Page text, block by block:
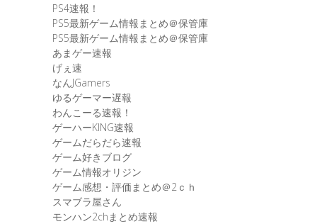
PS4速報！
PS5最新ゲーム情報まとめ＠保管庫
PS5最新ゲーム情報まとめ＠保管庫
あまゲー速報
げぇ速
なんJGamers
ゆるゲーマー遅報
わんこーる速報！
ゲーハーKING速報
ゲームだらだら速報
ゲーム好きブログ
ゲーム情報オリジン
ゲーム感想・評価まとめ＠2ｃｈ
スマブラ屋さん
モンハン2chまとめ速報